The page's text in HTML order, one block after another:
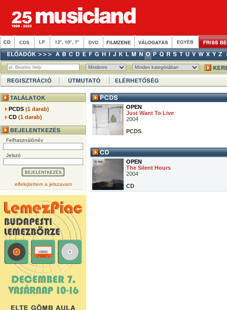
PCDS(1 darab)
CD(1 darab)
Felhasználónév
Jelszó
elfelejtettem a jelszavam
OPEN
Just Want To Live
2004
PCDS
OPEN
The Silent Hours
2004
CD